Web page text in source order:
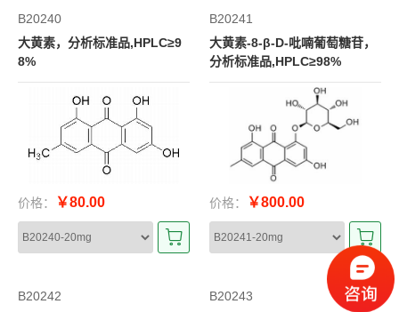
B20240
大黄素，分析标准品,HPLC≥9
8%
价格： ￥80.00
B20241
大黄素-8-β-D-吡喃葡萄糖苷，
分析标准品,HPLC≥98%
价格： ￥800.00
B20242
B20243